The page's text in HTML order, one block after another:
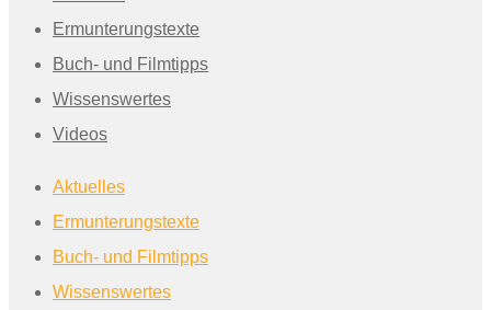
Ermunterungstexte
Buch- und Filmtipps
Wissenswertes
Videos
Aktuelles
Ermunterungstexte
Buch- und Filmtipps
Wissenswertes